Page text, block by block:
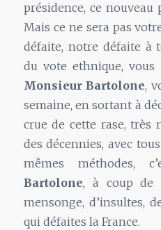
présidence, ce nouveau
Mais ce ne sera pas
défaite, notre défaite à
du vote ethnique, vous
Monsieur Bartolone,
semaine, en sortant à
crue de cette rase, très
des décennies, avec
mêmes méthodes,
Bartolone, à coup de
mensonge, d’insultes,
qui défaites la France.